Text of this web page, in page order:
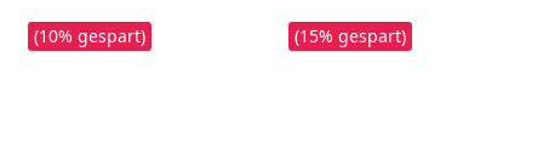
(10% gespart) (15% gespart)